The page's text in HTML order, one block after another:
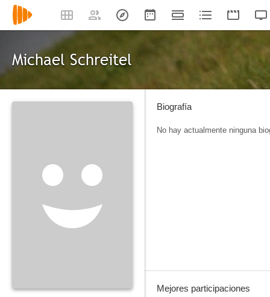
Michael Schreitel
Biografía
No hay actualmente ninguna
Mejores participaciones